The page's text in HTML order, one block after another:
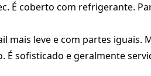
É coberto com refrigerante.
mais leve e com partes iguais.
É sofisticado e geralmente